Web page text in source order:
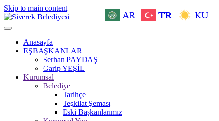
Skip to main content
Anasayfa
EŞBAŞKANLAR
Serhan PAYDAŞ
Garip YEŞİL
Kurumsal
Belediye
Tarihçe
Teşkilat Şeması
Eski Başkanlarımız
AR TR KU